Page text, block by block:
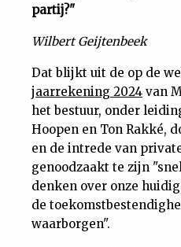
Tuchtrecht
Magazine
Podcast
Dossiers
Nieuwsbrief
Contact
partij?"
Wilbert Geijtenbeek
Dat blijkt uit de op de
jaarrekening 2024 van
het bestuur, onder
Hoopen en Ton Rakké,
en de intrede van
genoodzaakt te zijn
denken over onze
de
waarborgen".